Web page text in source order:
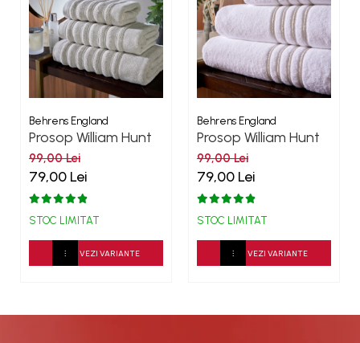
Behrens England
Prosop William Hunt
Grey 600GSM
99,00 Lei
79,00 Lei
STOC LIMITAT
VEZI VARIANTE
Behrens England
Prosop William Hunt
White-Grey
600GSM
99,00 Lei
79,00 Lei
STOC LIMITAT
VEZI VARIANTE